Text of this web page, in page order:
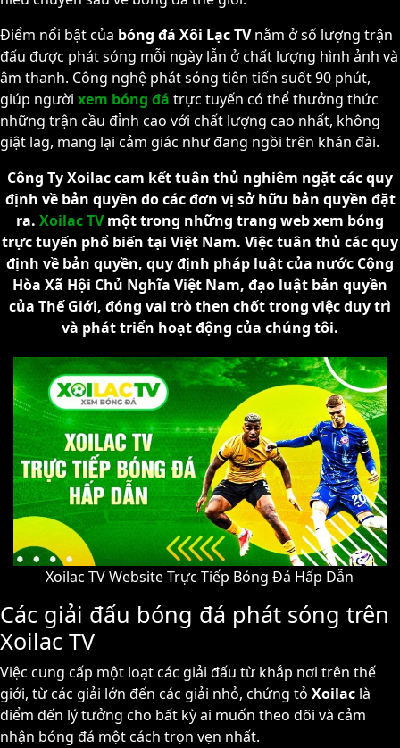
Điểm nổi bật của bóng đá Xôi Lạc TVnằm ở số lượng trận
đấu được phát sóng mỗi ngày lẫn ở chất lượng hình ảnh và
âm thanh. Công nghệ phát sóng tiên tiến suốt 90 phút,
giúp người xem bóng đá trực tuyến có thể thưởng thức
những trận cầu đỉnh cao với chất lượng cao nhất, không
giật lag, mang lại cảm giác như đang ngồi trên khán đài.
Công Ty Xoilac cam kết tuân thủ nghiêm ngặt các quy
định về bản quyền do các đơn vị sở hữu bản quyền đặt
ra. Xoilac TVmột trong những trang web xem bóng
trực tuyến phổ biến tại Việt Nam. Việc tuân thủ các quy
định về bản quyền, quy định pháp luật của nước Cộng
Hòa Xã Hội Chủ Nghĩa Việt Nam, đạo luật bản quyền
của Thế Giới, đóng vai trò then chốt trong việc duy trì
và phát triển hoạt động của chúng tôi.
Xoilac TV Website Trực Tiếp Bóng Đá Hấp Dẫn
Các giải đấu bóng đá phát sóng trên
Xoilac TV
Việc cung cấp một loạt các giải đấu từ khắp nơi trên thế
giới, từ các giải lớn đến các giải nhỏ, chứng tỏ Xoilac là
điểm đến lý tưởng cho bất kỳ ai muốn theo dõi và cảm
nhận bóng đá một cách trọn vẹn nhất.